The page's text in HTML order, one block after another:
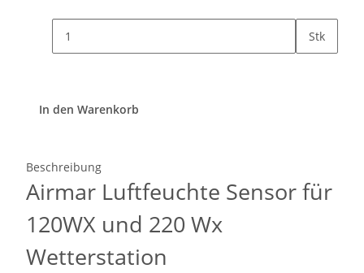
Stk
In den Warenkorb
Beschreibung
Airmar Luftfeuchte Sensor für
120WX und 220 Wx
Wetterstation